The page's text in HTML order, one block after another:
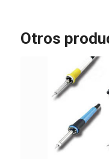
Otros